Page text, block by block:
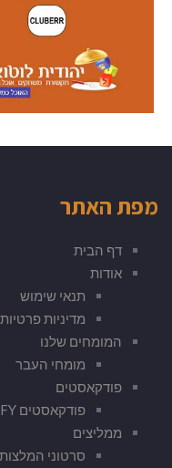
מפת האתר
דף הבית
אודות
תנאי שימוש
מדיניות פרטיות
המומחים שלנו
מומחי העבר
פודקאסטים
פודקאסטים SPOTIFY
ממליצים
סרטוני המלצות